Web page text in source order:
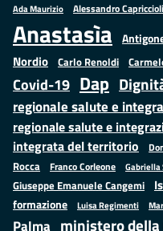
Ada Maurizio Alessandro Capriccioli
Anastasìa
Nordio Carlo Renoldi
Covid-19 Dap
regionale salute e
regionale salute e
integrata del territorio
Rocca
Franco Corleone Gabriella
Giuseppe Emanuele Cangemi
formazione
Luisa Regimenti
Palma ministero